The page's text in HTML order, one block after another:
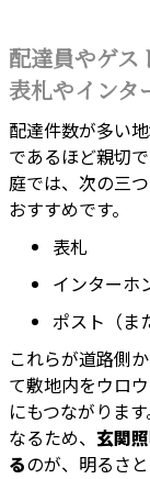
配達員やゲス
表札やインタ
配達件数が多い
であるほど親切
庭では、次の三
おすすめです。
表札
インターホ
ポスト（ま
これらが道路側
て敷地内をウロ
にもつながりま
なるため、 玄関
るのが、明るさ